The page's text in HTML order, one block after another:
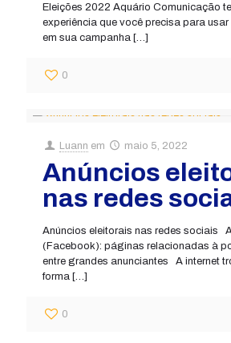
Eleições 2022 Aquário Comunicação
experiência que você precisa para
em sua campanha […]
0
Luann em maio 5, 2022
Anúncios
nas redes
Anúncios eleitorais nas redes sociais
(Facebook): páginas relacionadas à
entre grandes anunciantes A internet
forma […]
0